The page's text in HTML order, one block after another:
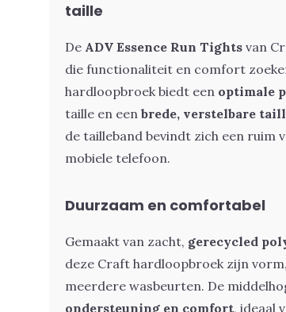
taille
De ADV Essence Run Tights van
die functionaliteit en comfort
hardloopbroek biedt een optimale
taille en een brede, verstelbare
de tailleband bevindt zich een ruim
mobiele telefoon.
Duurzaam en comfortabel
Gemaakt van zacht, gerecycled
deze Craft hardloopbroek zijn
meerdere wasbeurten. De
ondersteuning en comfort, ideaal